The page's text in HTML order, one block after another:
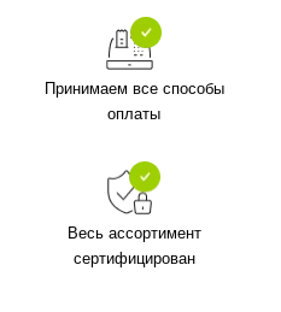
Принимаем все способы
оплаты
Весь ассортимент
сертифицирован